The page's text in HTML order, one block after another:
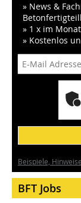
» News &
» 1 x im Monat
» Kostenlos
Beispiele,
BFT Jobs